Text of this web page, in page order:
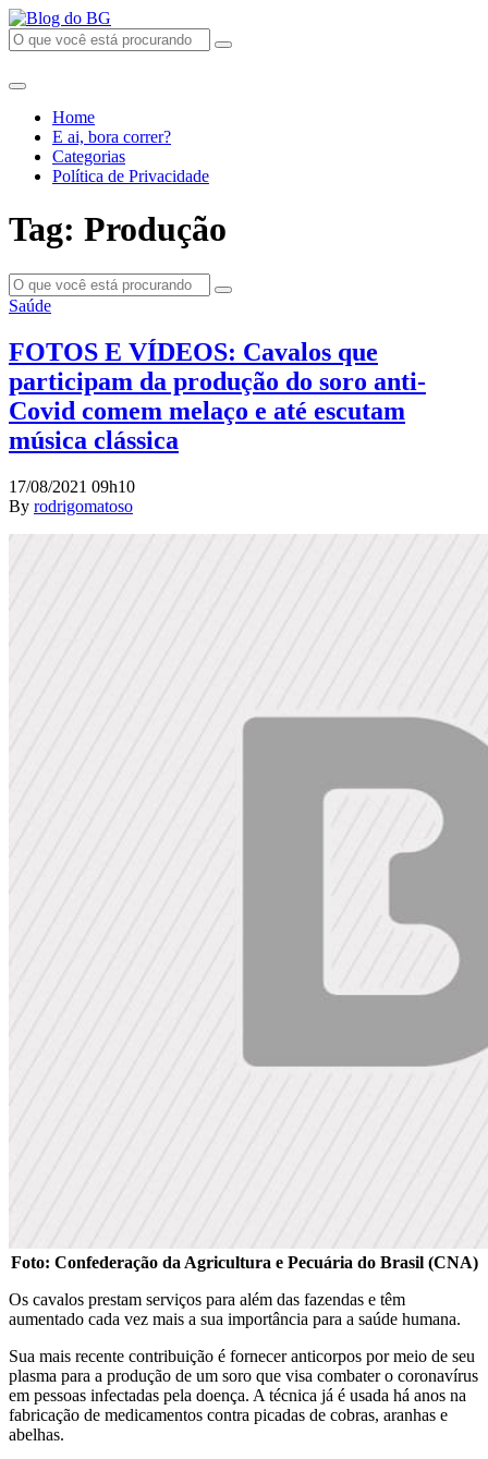
Home
E ai, bora correr?
Categorias
Política de Privacidade
Tag: Produção
Saúde
FOTOS E VÍDEOS: Cavalos que
participam da produção do soro anti-
Covid comem melaço e até escutam
música clássica
17/08/2021 09h10
By rodrigomatoso
Foto: Confederação da Agricultura e Pecuária do Brasil (CNA)
Os cavalos prestam serviços para além das fazendas e têm
aumentado cada vez mais a sua importância para a saúde humana.
Sua mais recente contribuição é fornecer anticorpos por meio de seu
plasma para a produção de um soro que visa combater o coronavírus
em pessoas infectadas pela doença. A técnica já é usada há anos na
fabricação de medicamentos contra picadas de cobras, aranhas e
abelhas.